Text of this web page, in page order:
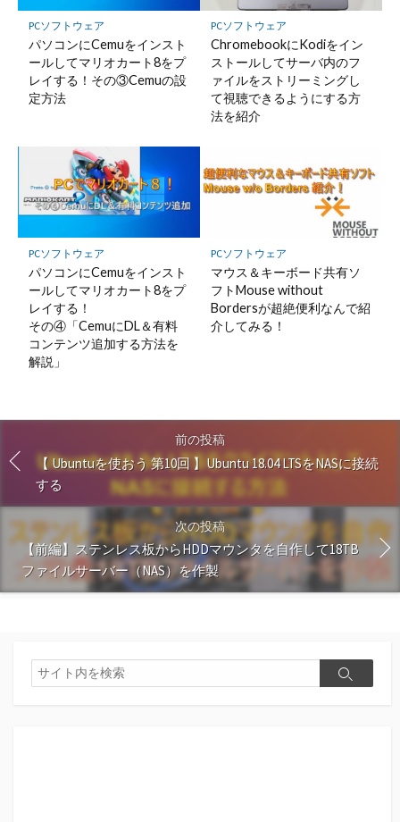
PCソフトウェア
パソコンにCemuをインスト
ールしてマリオカート8をプ
レイする！その③Cemuの設
定方法
PCソフトウェア
ChromebookにKodiをイン
ストールしてサーバ内のフ
ァイルをストリーミングし
て視聴できるようにする方
法を紹介
PCソフトウェア
パソコンにCemuをインスト
ールしてマリオカート8をプ
レイする！
その④「CemuにDL＆有料
コンテンツ追加する方法を
解説」
PCソフトウェア
マウス＆キーボード共有ソ
フトMouse without
Bordersが超絶便利なんで紹
介してみる！
前の投稿
【 Ubuntuを使おう 第10回 】Ubuntu 18.04 LTSをNASに接続
する
次の投稿
【前編】ステンレス板からHDDマウンタを自作して18TB
ファイルサーバー（NAS）を作製
検
索
検